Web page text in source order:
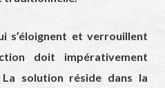
s’éloignent et verrouillent
doit impérativement
solution réside dans la